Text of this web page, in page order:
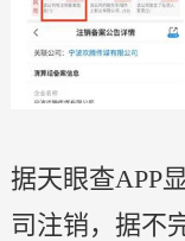
据天眼查APP
司注销，据不